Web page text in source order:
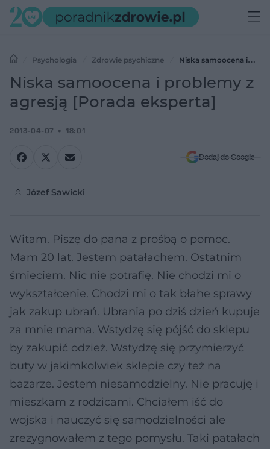
Psychologia Zdrowie psychiczne
Niska samoocena i
problemy z agresją [Porada eksperta]
Niska samoocena i problemy z
agresją [Porada eksperta]
2013-04-07 18:01
Dodaj do Google
Józef Sawicki
Witam. Piszę do pana z prośbą o pomoc.
Mam 20 lat. Jestem patałachem. Ostatnim
śmieciem. Nic nie potrafię. Nie chodzi mi o
wykształcenie. Chodzi mi o tak błahe sprawy
jak zakup ubrań. Ubrania po dziś dzień kupuje
za mnie mama. Wstydzę się pójść do sklepu
by zakupić odzież. Wstydzę się przymierzyć
buty w jakimkolwiek sklepie czy też na
bazarze. Jestem niesamodzielny. Nie pracuję i
mieszkam z rodzicami. Chciałem iść do
wojska i nauczyć się samodzielności ale
zrezygnowałem z tego pomysłu. Taki patałach